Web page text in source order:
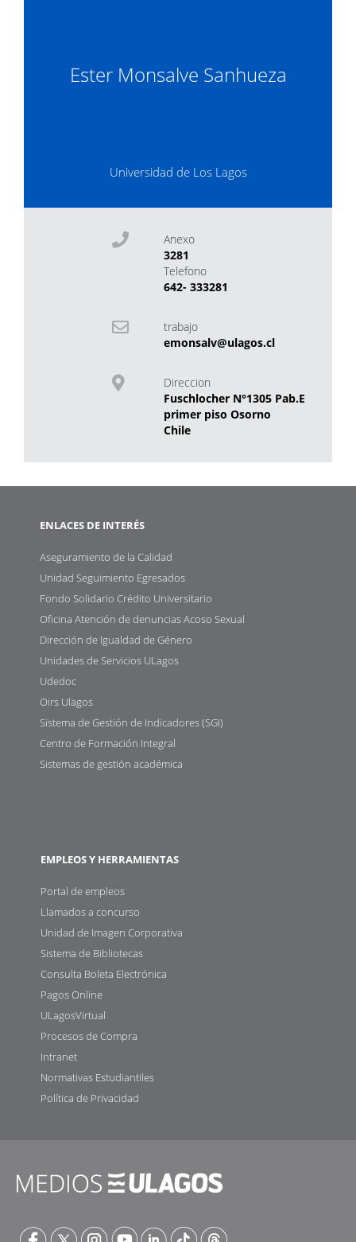
Ester Monsalve Sanhueza
Universidad de Los Lagos
Anexo
3281
Telefono
642- 333281
trabajo
emonsalv@ulagos.cl
Direccion
Fuschlocher N°1305 Pab.E
primer piso Osorno
Chile
ENLACES DE INTERÉS
Aseguramiento de la Calidad
Unidad Seguimiento Egresados
Fondo Solidario Crédito Universitario
Oficina Atención de denuncias Acoso Sexual
Dirección de Igualdad de Género
Unidades de Servicios ULagos
Udedoc
Oirs Ulagos
Sistema de Gestión de Indicadores (SGI)
Centro de Formación Integral
Sistemas de gestión académica
EMPLEOS Y HERRAMIENTAS
Portal de empleos
Llamados a concurso
Unidad de Imagen Corporativa
Sistema de Bibliotecas
Consulta Boleta Electrónica
Pagos Online
ULagosVirtual
Procesos de Compra
Intranet
Normativas Estudiantiles
Política de Privacidad